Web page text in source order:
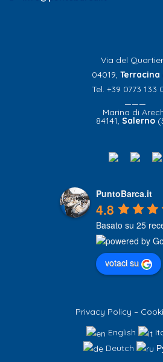
Via del
04019, Terracina
Tel. +39 0773 133
———
Marina di
84141, Salerno
PuntoBarca.it
4.8
Basato su 25
votaci su
Privacy Policy –
English
Deutch